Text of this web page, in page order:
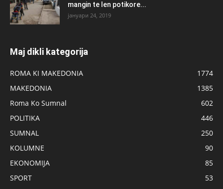
mangin te len potikore...
јануари 24, 2019
Maj dikli kategorija
ROMA KI MAKEDONIA
1774
MAKEDONIA
1385
Roma Ko Sumnal
602
POLITIKA
446
SUMNAL
250
KOLUMNE
90
EKONOMIJA
85
SPORT
53